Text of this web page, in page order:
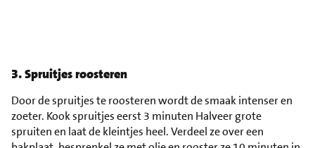
3. Spruitjes roosteren
Door de spruitjes te roosteren wordt de smaak intenser en
zoeter. Kook spruitjes eerst 3 minuten Halveer grote
spruiten en laat de kleintjes heel. Verdeel ze over een